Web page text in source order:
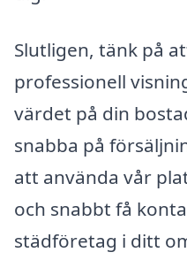
Slutligen, tänk på
professionell
värdet på din
snabba på
att använda vår
och snabbt få
städföretag i ditt